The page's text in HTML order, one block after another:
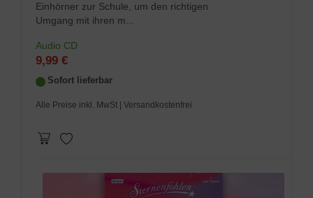
Einhörner zur Schule, um den richtigen
Umgang mit ihren m...
Audio CD
9,99 €
Sofort lieferbar
Alle Preise inkl. MwSt | Versandkostenfrei